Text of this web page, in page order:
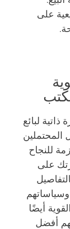
على
لبائع
المحتملين
للنجاح
على
أيضًا
أفضل